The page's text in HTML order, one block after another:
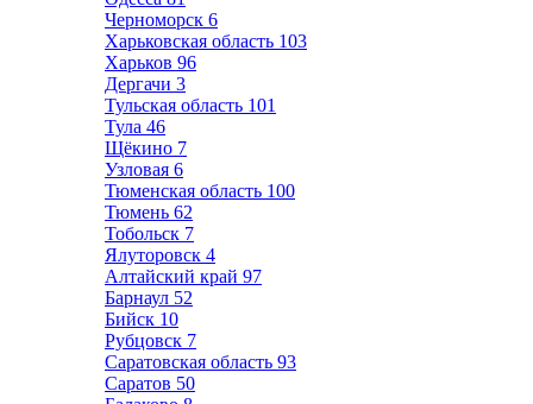
Черноморск 6
Харьковская область 103
Харьков 96
Дергачи 3
Тульская область 101
Тула 46
Щёкино 7
Узловая 6
Тюменская область 100
Тюмень 62
Тобольск 7
Ялуторовск 4
Алтайский край 97
Барнаул 52
Бийск 10
Рубцовск 7
Саратовская область 93
Саратов 50